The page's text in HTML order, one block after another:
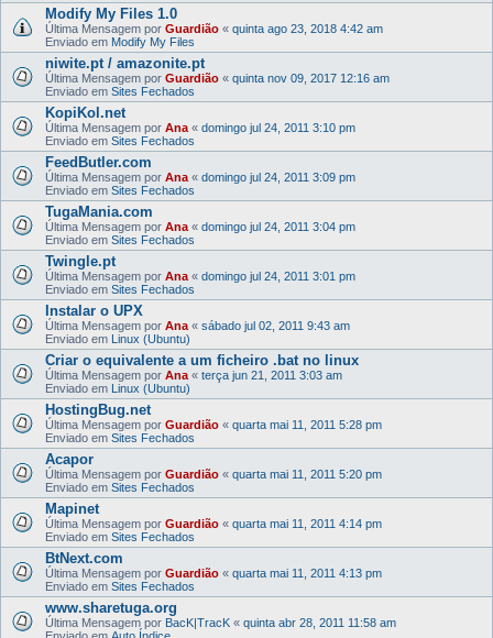
Modify My Files 1.0
Última Mensagem por Guardião « quinta ago 23, 2018 4:42 am
Enviado em Modify My Files
niwite.pt / amazonite.pt
Última Mensagem por Guardião « quinta nov 09, 2017 12:16 am
Enviado em Sites Fechados
KopiKol.net
Última Mensagem por Ana « domingo jul 24, 2011 3:10 pm
Enviado em Sites Fechados
FeedButler.com
Última Mensagem por Ana « domingo jul 24, 2011 3:09 pm
Enviado em Sites Fechados
TugaMania.com
Última Mensagem por Ana « domingo jul 24, 2011 3:04 pm
Enviado em Sites Fechados
Twingle.pt
Última Mensagem por Ana « domingo jul 24, 2011 3:01 pm
Enviado em Sites Fechados
Instalar o UPX
Última Mensagem por Ana « sábado jul 02, 2011 9:43 am
Enviado em Linux (Ubuntu)
Criar o equivalente a um ficheiro .bat no linux
Última Mensagem por Ana « terça jun 21, 2011 3:03 am
Enviado em Linux (Ubuntu)
HostingBug.net
Última Mensagem por Guardião « quarta mai 11, 2011 5:28 pm
Enviado em Sites Fechados
Acapor
Última Mensagem por Guardião « quarta mai 11, 2011 5:20 pm
Enviado em Sites Fechados
Mapinet
Última Mensagem por Guardião « quarta mai 11, 2011 4:14 pm
Enviado em Sites Fechados
BtNext.com
Última Mensagem por Guardião « quarta mai 11, 2011 4:13 pm
Enviado em Sites Fechados
www.sharetuga.org
Última Mensagem por BacK|TracK « quinta abr 28, 2011 11:58 am
Enviado em Auto Índice